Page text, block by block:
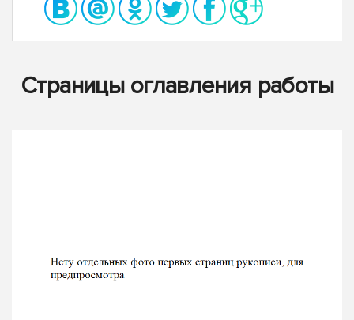
Страницы оглавления работы